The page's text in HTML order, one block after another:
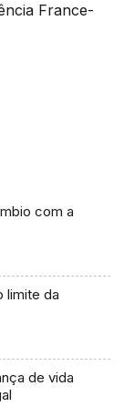
France-
com a
limite da
de vida